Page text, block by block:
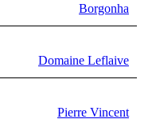
Borgonha
Domaine Leflaive
Pierre Vincent